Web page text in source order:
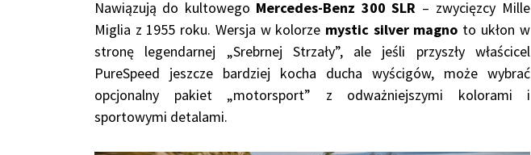
Nawiązują do kultowego Mercedes-Benz 300 SLR – zwycięzcy Mille
Miglia z 1955 roku. Wersja w kolorze mystic silver magno to ukłon w
stronę legendarnej „Srebrnej Strzały”, ale jeśli przyszły właścicel
PureSpeed jeszcze bardziej kocha ducha wyścigów, może wybrać
opcjonalny pakiet „motorsport” z odważniejszymi kolorami i
sportowymi detalami.